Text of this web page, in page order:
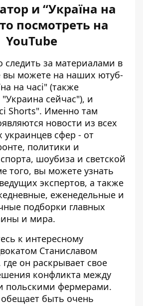
и “Україна на
посмотреть на
YouTube
за материалами в
вы можете на наших ютуб-
на часі" (также
сейчас"), и
Shorts". Именно там
новости из всех
сфер - от
политики и
шоубиза и светской
того, вы можете узнать
экспертов, а также
еженедельные и
подборки главных
и мира.
к интересному
Станиславом
он раскрывает свое
конфликта между
польскими фермерами.
обещает быть очень